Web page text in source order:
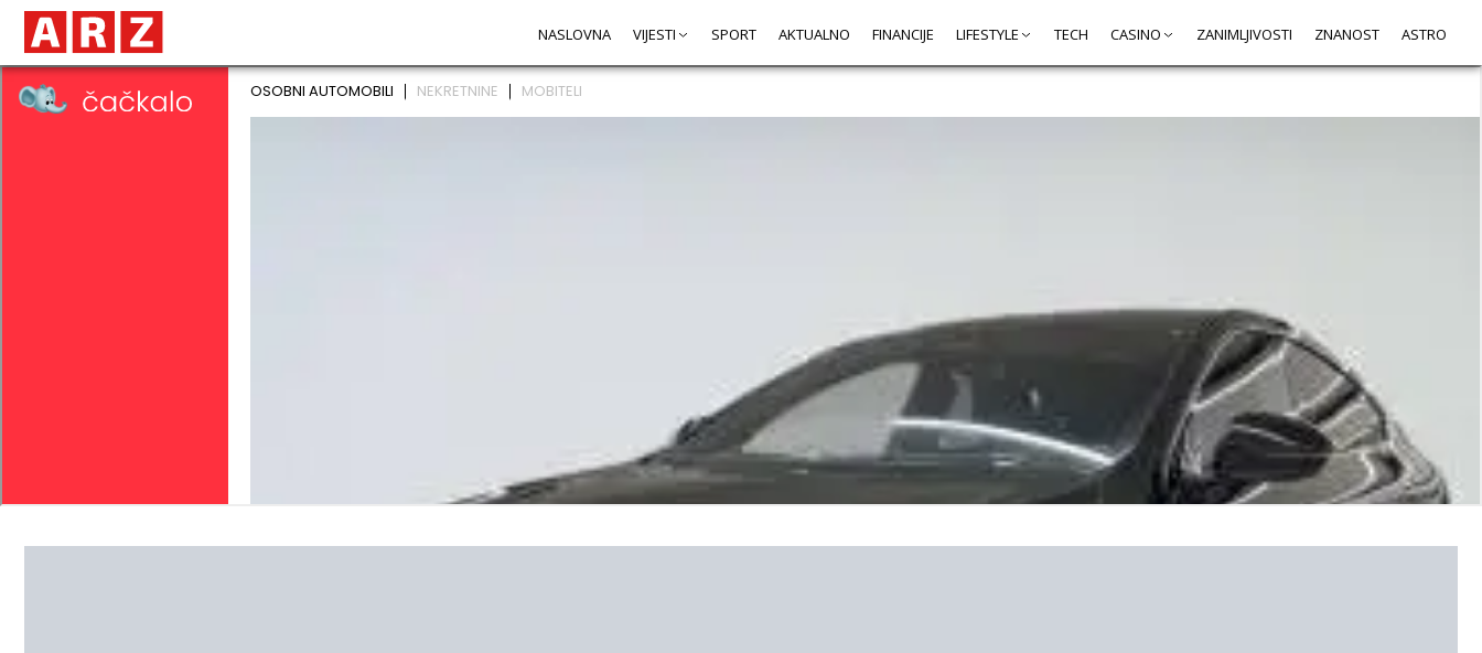
NASLOVNA VIJESTI SPORT AKTUALNO FINANCIJE LIFESTYLE TECH CASINO ZANIMLJIVOSTI ZNANOST ASTRO